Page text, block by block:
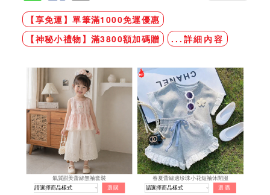
【享免運】單筆滿1000免運優惠
【神秘小禮物】滿3800額加碼贈
...詳細內容